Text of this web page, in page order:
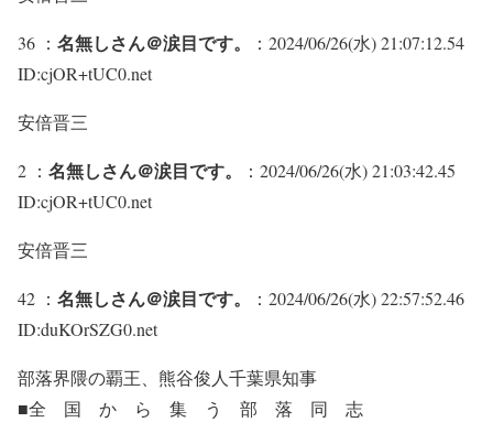
36 ： 名無しさん＠涙目です。
：2024/06/26(水) 21:07:12.54
ID:cjOR+tUC0.net
安倍晋三
2 ： 名無しさん＠涙目です。
：2024/06/26(水) 21:03:42.45
ID:cjOR+tUC0.net
安倍晋三
42 ： 名無しさん＠涙目です。
：2024/06/26(水) 22:57:52.46
ID:duKOrSZG0.net
部落界隈の覇王、熊谷俊人千葉県知事
■全 国 か ら 集 う 部 落 同 志